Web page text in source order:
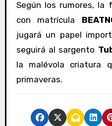
Según los rumores, la
con matrícula
jugará un papel
seguirá al sargento
la malévola criatura
primaveras.